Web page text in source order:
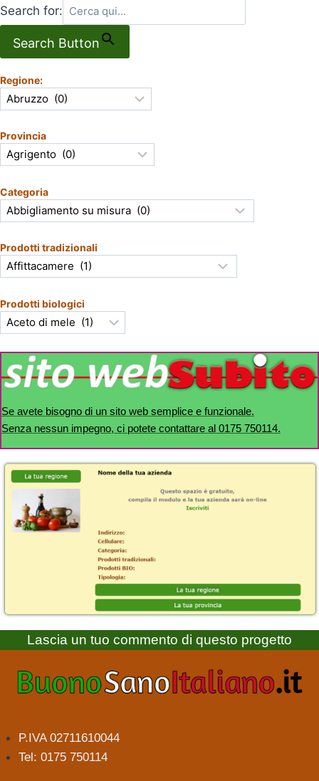
Search for:
Search Button
Regione:
Provincia
Categoria
Prodotti tradizionali
Prodotti biologici
Se avete bisogno di un sito web semplice e funzionale.
Senza nessun impegno, ci potete contattare al 0175 750114.
Lascia un tuo commento di questo progetto
P.IVA 02711610044
Tel: 0175 750114